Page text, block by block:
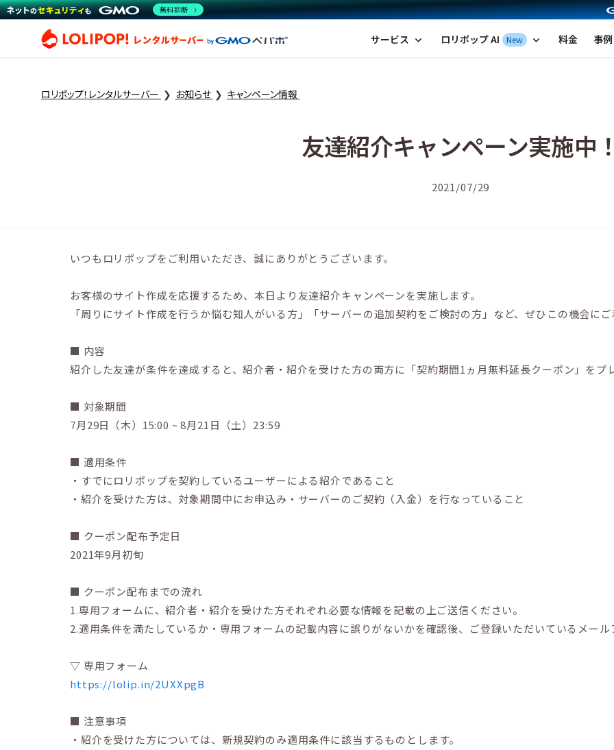
ロリポップ！レンタルサーバー by GMOペパボ
サービス expand_more ロリポップ AI New expand_more 料金 事例
ロリポップ！レンタルサーバー お知らせ キャンペーン情報
友達紹介キャンペーン実施中
2021/07/29
いつもロリポップをご利用いただき、誠にありがとうございます。
お客様のサイト作成を応援するため、本日より友達紹介キャンペーンを実施します。
「周りにサイト作成を行うか悩む知人がいる方」「サーバーの追加契約をご検討の方」など、ぜひこの機会に
■ 内容
紹介した友達が条件を達成すると、紹介者・紹介を受けた方の両方に「契約期間1ヵ月無料延長クーポン」をプ
■ 対象期間
7月29日（木）15:00 ~ 8月21日（土）23:59
■ 適用条件
・すでにロリポップを契約しているユーザーによる紹介であること
・紹介を受けた方は、対象期間中にお申込み・サーバーのご契約（入金）を行なっていること
■ クーポン配布予定日
2021年9月初旬
■ クーポン配布までの流れ
1.専用フォームに、紹介者・紹介を受けた方それぞれ必要な情報を記載の上ご送信ください。
2.適用条件を満たしているか・専用フォームの記載内容に誤りがないかを確認後、ご登録いただいているメー
▽ 専用フォーム
https://lolip.in/2UXXpgB
■ 注意事項
・紹介を受けた方については、新規契約のみ適用条件に該当するものとします。
無料診断